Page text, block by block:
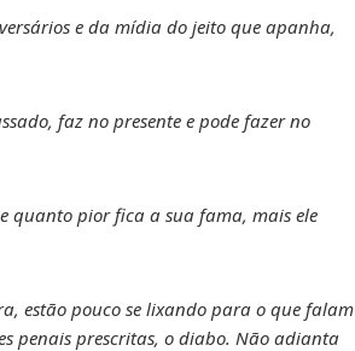
e da mídia do jeito que apanha,
faz no presente e pode fazer no
quanto pior fica a sua fama, mais ele
estão pouco se lixando para o que falam
penais prescritas, o diabo. Não adianta